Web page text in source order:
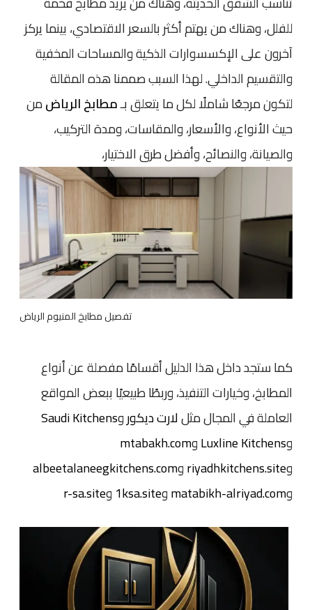
للفلل، وهناك من يهتم أكثر بالسعر الاقتصادي، بينما يركز
آخرون على الإكسسوارات الذكية والمساحات المخفية
والتقسيم الداخلي. لهذا السبب صممنا هذه المقالة
لتكون مرجعًا شاملًا لكل ما يتعلق بـمطابخ الرياضمن
حيث الأنواع، والأسعار، والمقاسات، ومدة التركيب،
والصيانة، والنصائح، وأفضل طرق الاختيار،
تفصيل مطابخ المنيوم الرياض
كما ستجد داخل هذا الدليل أقسامًا مفصلة عن أنواع
المطابخ، وخيارات التنفيذ، وربطًا طبيعيًا ببعض المواقع
العاملة في المجال مثللارت ديكوروSaudi Kitchens
وLuxline Kitchensوmtabakh.com
وriyadhkitchens.siteوalbeetalaneegkitchens.com
وmatabikh-alriyad.comو1ksa.siteوr-sa.site